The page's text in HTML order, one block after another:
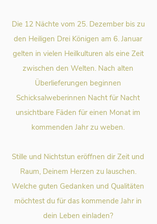
Die 12 Nächte vom 25. Dezember bis zu
den Heiligen Drei Königen am 6. Januar
gelten in vielen Heilkulturen als eine Zeit
zwischen den Welten. Nach alten
Überlieferungen beginnen
Schicksalweberinnen Nacht für Nacht
unsichtbare Fäden für einen Monat im
kommenden Jahr zu weben.
Stille und Nichtstun eröffnen dir Zeit und
Raum, Deinem Herzen zu lauschen.
Welche guten Gedanken und Qualitäten
möchtest du für das kommende Jahr in
dein Leben einladen?